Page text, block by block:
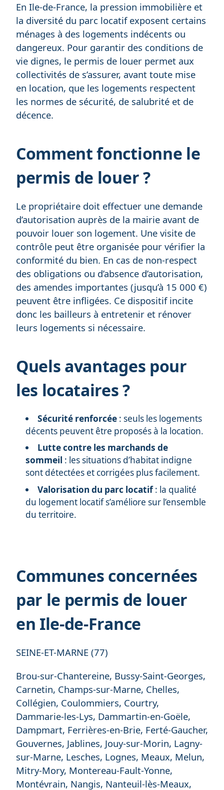
En Ile-de-France, la pression immobilière et
la diversité du parc locatif exposent certains
ménages à des logements indécents ou
dangereux. Pour garantir des conditions de
vie dignes, le permis de louer permet aux
collectivités de s’assurer, avant toute mise
en location, que les logements respectent
les normes de sécurité, de salubrité et de
décence.
Comment fonctionne le
permis de louer ?
Le propriétaire doit effectuer une demande
d’autorisation auprès de la mairie avant de
pouvoir louer son logement. Une visite de
contrôle peut être organisée pour vérifier la
conformité du bien. En cas de non-respect
des obligations ou d’absence d’autorisation,
des amendes importantes (jusqu’à 15 000 €)
peuvent être infligées. Ce dispositif incite
donc les bailleurs à entretenir et rénover
leurs logements si nécessaire.
Quels avantages pour
les locataires ?
Sécurité renforcée : seuls les logements
décents peuvent être proposés à la location.
Lutte contre les marchands de
sommeil : les situations d’habitat indigne
sont détectées et corrigées plus facilement.
Valorisation du parc locatif: la qualité
du logement locatif s’améliore sur l’ensemble
du territoire.
Communes concernées
par le permis de louer
en Ile-de-France
SEINE-ET-MARNE (77)
Brou-sur-Chantereine, Bussy-Saint-Georges,
Carnetin, Champs-sur-Marne, Chelles,
Collégien, Coulommiers, Courtry,
Dammarie-les-Lys, Dammartin-en-Goële,
Dampmart, Ferrières-en-Brie, Ferté-Gaucher,
Gouvernes, Jablines, Jouy-sur-Morin, Lagny-
sur-Marne, Lesches, Lognes, Meaux, Melun,
Mitry-Mory, Montereau-Fault-Yonne,
Montévrain, Nangis, Nanteuil-lès-Meaux,